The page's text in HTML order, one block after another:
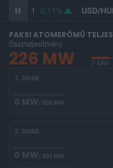
362,11 0,11% USD/
PAKSI ATOMERŐMŰ
Összteljesítmény
226 MW 0 MW
1. blokk
0 MW/ 500 MW
3. blokk
0 MW/ 500 MW